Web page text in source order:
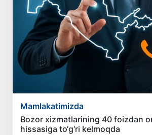
Mamlakatimizda
Bozor xizmatlarining 40 foizdan
hissasiga to‘g‘ri kelmoqda